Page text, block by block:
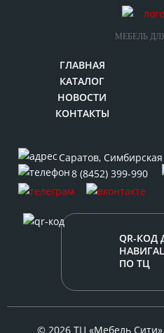
МЕБЕЛЬ
ГЛАВНАЯ
КАТАЛОГ
НОВОСТИ
КОНТАКТЫ
Саратов,
8 (8452) 399-990
QR-КОД
ПО ТЦ
© 2026 ТЦ «Мебель